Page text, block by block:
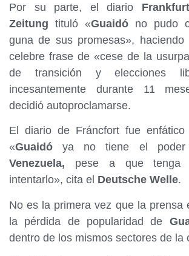
Por su parte, el diario
Zeitung tituló «Guaidó no pudo
guna de sus promesas»,
celebre frase de «cese de la
de transición y elecciones
incesantemente durante 11
decidió autoproclamarse.
El diario de Fráncfort fue
«Guaidó ya no tiene el poder
Venezuela, pese a que tenga
intentarlo», cita el Deutsche Welle.
No es la primera vez que la prensa
la pérdida de popularidad de
dentro de los mismos sectores de la